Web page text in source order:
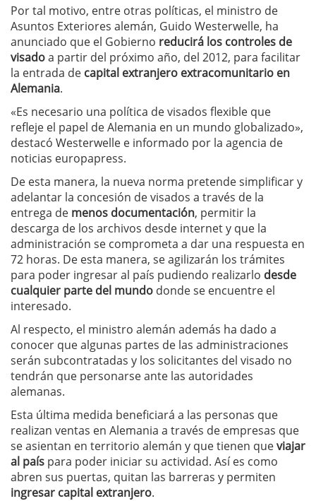
Por tal motivo, entre otras políticas, el ministro de
Asuntos Exteriores alemán, Guido Westerwelle, ha
anunciado que el Gobierno reducirá los controles de
visadoa partir del próximo año, del 2012, para facilitar
la entrada de capital extranjero extracomunitario en
Alemania.
«Es necesario una política de visados flexible que
refleje el papel de Alemania en un mundo globalizado»,
destacó Westerwelle e informado por la agencia de
noticias europapress.
De esta manera, la nueva norma pretende simplificar y
adelantar la concesión de visados a través de la
entrega de menos documentación, permitir la
descarga de los archivos desde internet y que la
administración se comprometa a dar una respuesta en
72 horas. De esta manera, se agilizarán los trámites
para poder ingresar al país pudiendo realizarlo desde
cualquier parte del mundo donde se encuentre el
interesado.
Al respecto, el ministro alemán además ha dado a
conocer que algunas partes de las administraciones
serán subcontratadas y los solicitantes del visado no
tendrán que personarse ante las autoridades
alemanas.
Esta última medida beneficiará a las personas que
realizan ventas en Alemania a través de empresas que
se asientan en territorio alemán y que tienen queviajar
al país para poder iniciar su actividad. Así es como
abren sus puertas, quitan las barreras y permiten
ingresar capital extranjero.